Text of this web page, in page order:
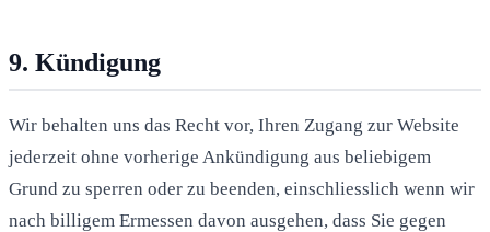
9. Kündigung
Wir behalten uns das Recht vor, Ihren Zugang zur Website
jederzeit ohne vorherige Ankündigung aus beliebigem
Grund zu sperren oder zu beenden, einschliesslich wenn wir
nach billigem Ermessen davon ausgehen, dass Sie gegen